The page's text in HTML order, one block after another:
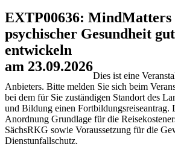
EXTP00636:
psychischer Gesundheit
entwickeln
am 23.09.2026
Dies ist eine
Anbieters. Bitte melden Sie sich beim
bei dem für Sie zuständigen Standort des
und Bildung einen Fortbildungsreiseantrag.
Anordnung Grundlage für die
SächsRKG sowie Voraussetzung für die
Dienstunfallschutz.